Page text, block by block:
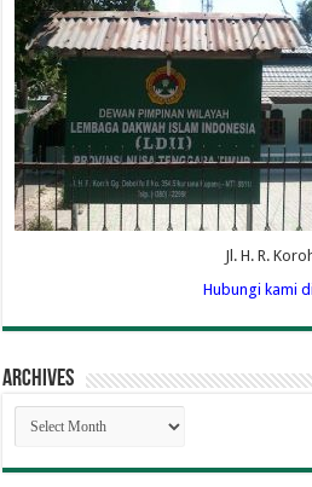
Jl. H. R.
Hubungi kami
Archives
Archives